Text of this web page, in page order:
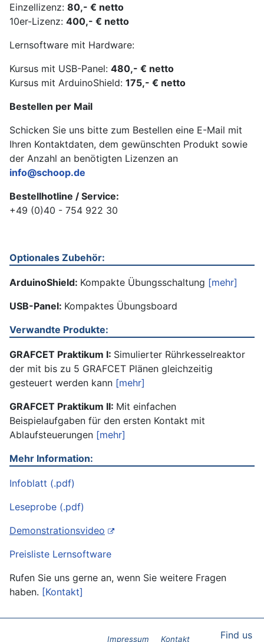
Einzellizenz: 80,- € netto
10er-Lizenz: 400,- € netto
Lernsoftware mit Hardware:
Kursus mit USB-Panel: 480,- € netto
Kursus mit ArduinoShield: 175,- € netto
Bestellen per Mail
Schicken Sie uns bitte zum Bestellen eine E-Mail mit
Ihren Kontaktdaten, dem gewünschten Produkt sowie
der Anzahl an benötigten Lizenzen an
info@schoop.de
Bestellhotline / Service:
+49 (0)40 - 754 922 30
Optionales Zubehör:
ArduinoShield: Kompakte Übungsschaltung [mehr]
USB-Panel: Kompaktes Übungsboard
Verwandte Produkte:
GRAFCET Praktikum I: Simulierter Rührkesselreaktor
der mit bis zu 5 GRAFCET Plänen gleichzeitig
gesteuert werden kann [mehr]
GRAFCET Praktikum II: Mit einfachen
Beispielaufgaben für den ersten Kontakt mit
Ablaufsteuerungen [mehr]
Mehr Information:
Infoblatt (.pdf)
Leseprobe (.pdf)
Demonstrationsvideo
Preisliste Lernsoftware
Rufen Sie uns gerne an, wenn Sie weitere Fragen
haben. [Kontakt]
Impressum Kontakt Find us